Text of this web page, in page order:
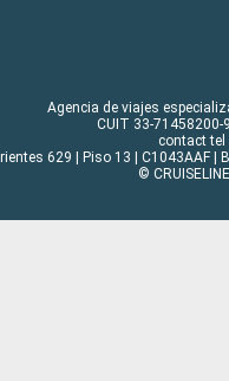
Agencia de viajes
CUIT 33-71458200-
contact tel
629 | Piso 13 | C1043AAF
©